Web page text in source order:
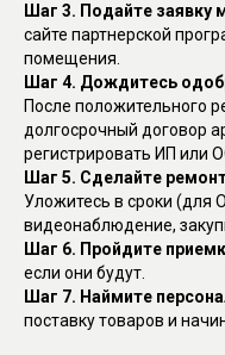
Шаг 3. Подайте заявку
сайте партнерской
помещения.
Шаг 4. Дождитесь
После положительного
долгосрочный договор
регистрировать ИП или
Шаг 5. Сделайте
Уложитесь в сроки (для
видеонаблюдение,
Шаг 6. Пройдите
если они будут.
Шаг 7. Наймите
поставку товаров и